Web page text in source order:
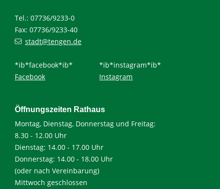
Tel.: 07736/9233-0
Fax: 07736/9233-40
stadt@tengen.de
*ib*facebook*ib*
Facebook
*ib*instagram*ib*
Instagram
Öffnungszeiten Rathaus
Montag, Dienstag, Donnerstag und Freitag:
8.30 - 12.00 Uhr
Dienstag: 14.00 - 17.00 Uhr
Donnerstag: 14.00 - 18.00 Uhr
(oder nach Vereinbarung)
Mittwoch geschlossen